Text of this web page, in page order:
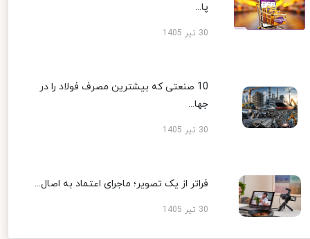
پا...
30 تیر 1405
10 صنعتی که بیشترین مصرف فولاد را در
جها...
30 تیر 1405
فراتر از یک تصویر؛ ماجرای اعتماد به اصال...
30 تیر 1405